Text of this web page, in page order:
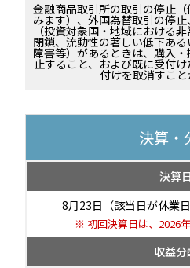
金融商品取引所の取引の停止
みます）、外国為替取引の停
（投資対象国・地域における
閉鎖、流動性の著しい低下あ
障害等）があるときは、購入
止すること、および既に受付
付けを取消すこと
決算・
決算日
8月23日（該当日が休業
初回決算日は、2026
収益分